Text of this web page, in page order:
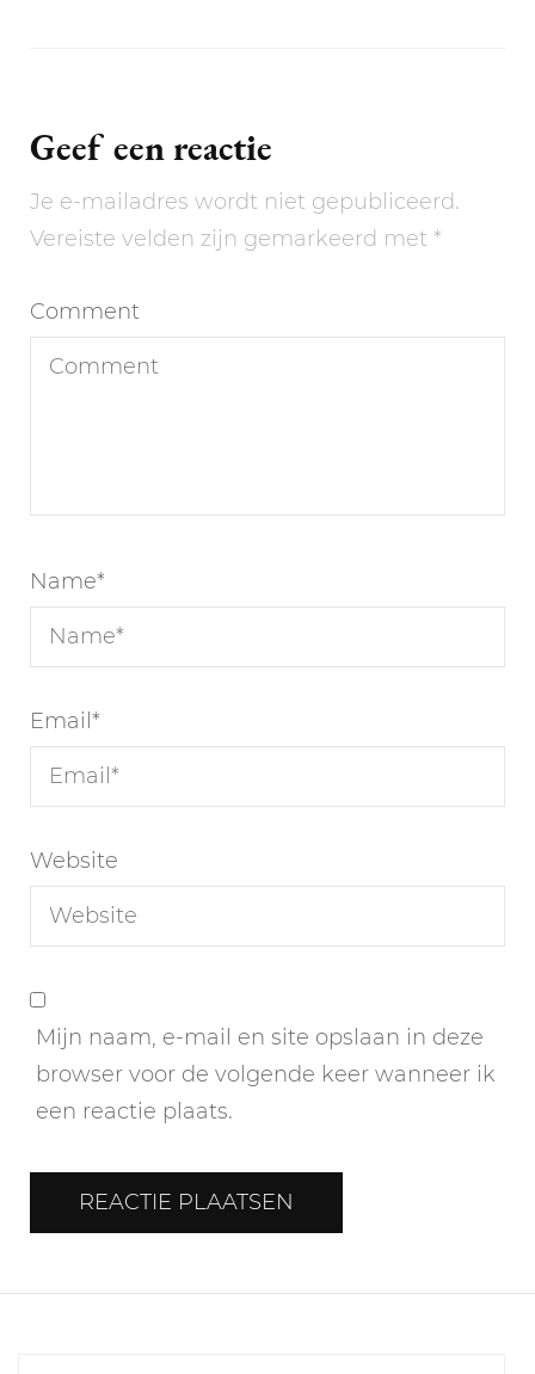
Geef een reactie
Je e-mailadres wordt niet gepubliceerd.
Vereiste velden zijn gemarkeerd met *
Comment
Name*
Email*
Website
Mijn naam, e-mail en site opslaan in deze
browser voor de volgende keer wanneer ik
een reactie plaats.